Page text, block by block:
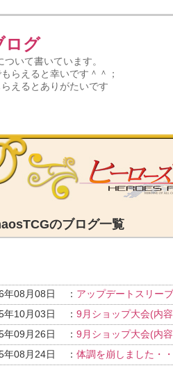
ログ
いて書いています。
らえると幸いです＾＾；
えるとありがたいです
のブログ一覧
年08月08日 ： アップデートスリー
年10月03日
： 9月ショップ大会(内
年09月26日
： 9月ショップ大会(内
年08月24日
： 体調を崩しました・・